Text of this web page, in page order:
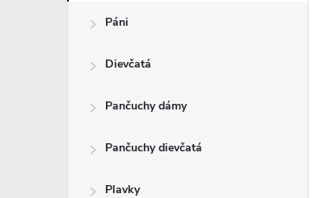
Páni
Dievčatá
Pančuchy dámy
Pančuchy dievčatá
Plavky